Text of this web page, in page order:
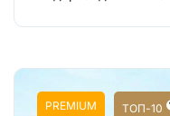
PREMIUM ТОП-10